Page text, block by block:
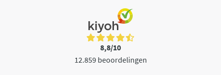
8,8/10
12.859 beoordelingen